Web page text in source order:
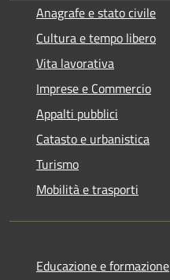
Anagrafe e stato civile
Cultura e tempo libero
Vita lavorativa
Imprese e Commercio
Appalti pubblici
Catasto e urbanistica
Turismo
Mobilità e trasporti
Educazione e formazione